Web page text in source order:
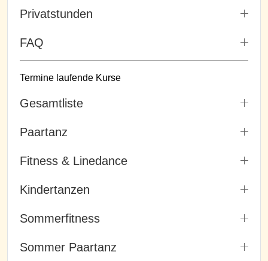
Privatstunden
FAQ
Termine laufende Kurse
Gesamtliste
Paartanz
Fitness & Linedance
Kindertanzen
Sommerfitness
Sommer Paartanz